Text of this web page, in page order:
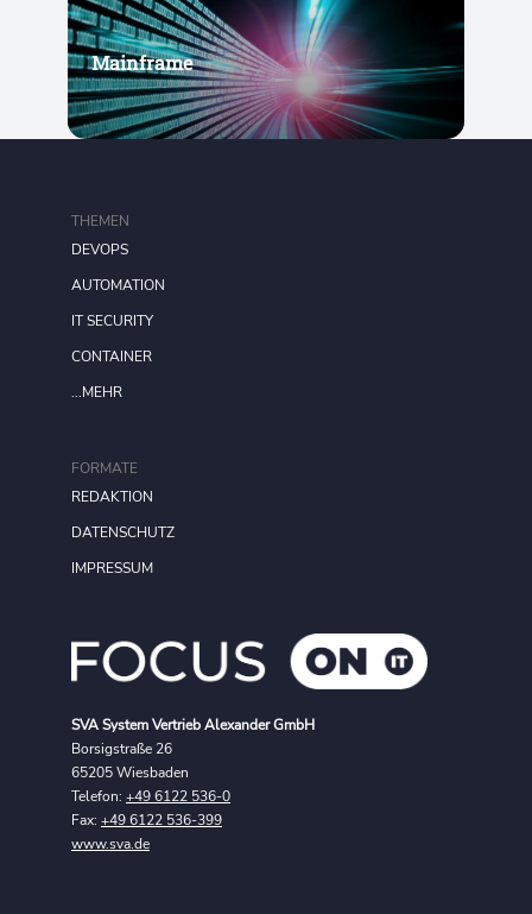
Mainframe
SVA System Vertrieb Alexander GmbH
Borsigstraße 26
65205 Wiesbaden
Telefon: +49 6122 536-0
Fax: +49 6122 536-399
www.sva.de
FORMATE
REDAKTION
DATENSCHUTZ
IMPRESSUM
THEMEN
DEVOPS
AUTOMATION
IT SECURITY
CONTAINER
...MEHR